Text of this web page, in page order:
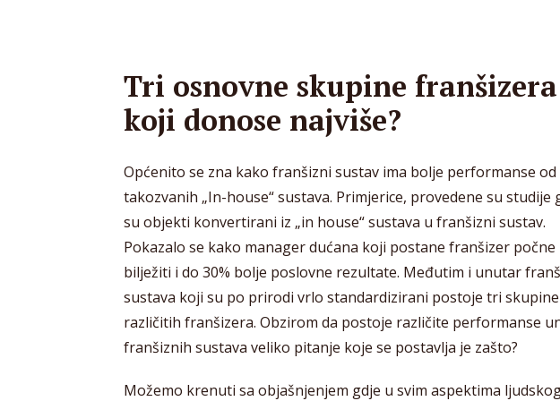
Tri osnovne skupine
koji donose najviše?
Općenito se zna kako franšizni sustav ima bolje performanse od
takozvanih „In-house“ sustava. Primjerice, provedene su studije
su objekti konvertirani iz „in house“ sustava u franšizni sustav.
Pokazalo se kako manager dućana koji postane franšizer počne
bilježiti i do 30% bolje poslovne rezultate. Međutim i unutar
sustava koji su po prirodi vrlo standardizirani postoje tri skupine
različitih franšizera. Obzirom da postoje različite performanse
franšiznih sustava veliko pitanje koje se postavlja je zašto?
Možemo krenuti sa objašnjenjem gdje u svim aspektima